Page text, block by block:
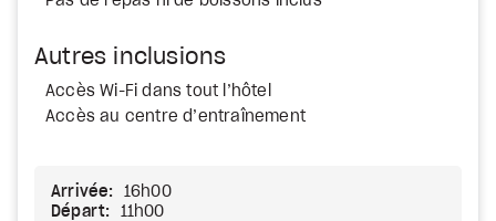
Autres inclusions
Accès Wi-Fi dans tout l’hôtel
Accès au centre d’entraînement
Arrivée:
16h00
Départ:
11h00